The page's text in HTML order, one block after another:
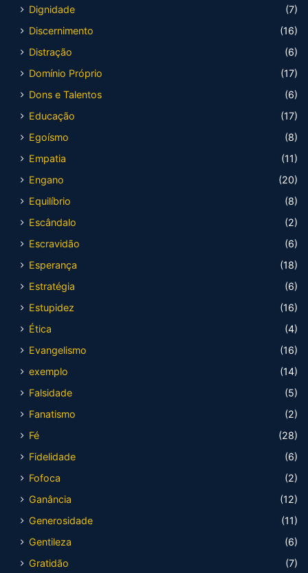
Dignidade
(7)
Discernimento
(16)
Distração
(6)
Domínio Próprio
(17)
Dons e Talentos
(6)
Educação
(17)
Egoísmo
(8)
Empatia
(11)
Engano
(20)
Equilíbrio
(8)
Escândalo
(2)
Escravidão
(6)
Esperança
(18)
Estratégia
(6)
Estupidez
(16)
Ética
(4)
Evangelismo
(16)
exemplo
(14)
Falsidade
(5)
Fanatismo
(2)
Fé
(28)
Fidelidade
(6)
Fofoca
(2)
Ganância
(12)
Generosidade
(11)
Gentileza
(6)
Gratidão
(7)